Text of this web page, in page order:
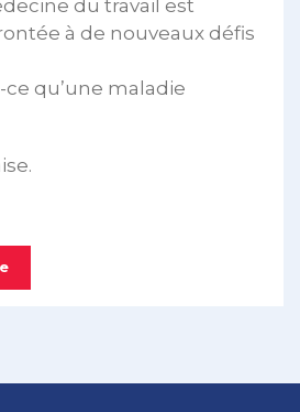
du travail est
à de nouveaux défis
ce qu’une maladie